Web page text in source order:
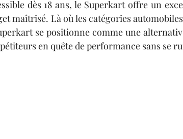
dès 18 ans, le Superkart offre un
maîtrisé. Là où les catégories
se positionne comme une
en quête de performance sans se